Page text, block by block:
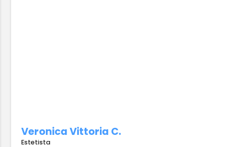
Veronica Vittoria C.
Estetista